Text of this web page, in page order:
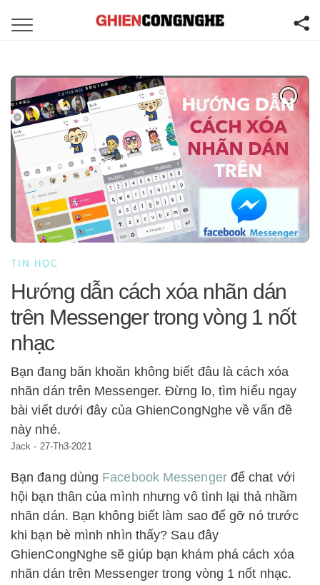
TIN HỌC
Hướng dẫn cách xóa nhãn dán
trên Messenger trong vòng 1 nốt
nhạc
Bạn đang băn khoăn không biết đâu là cách xóa
nhãn dán trên Messenger. Đừng lo, tìm hiểu ngay
bài viết dưới đây của GhienCongNghe về vấn đề
này nhé.
Jack - 27-Th3-2021
Bạn đang dùng Facebook Messengerđể chat với
hội bạn thân của mình nhưng vô tình lại thả nhầm
nhãn dán. Bạn không biết làm sao để gỡ nó trước
khi bạn bè mình nhìn thấy? Sau đây
GhienCongNghe sẽ giúp bạn khám phá cách xóa
nhãn dán trên Messenger trong vòng 1 nốt nhạc.